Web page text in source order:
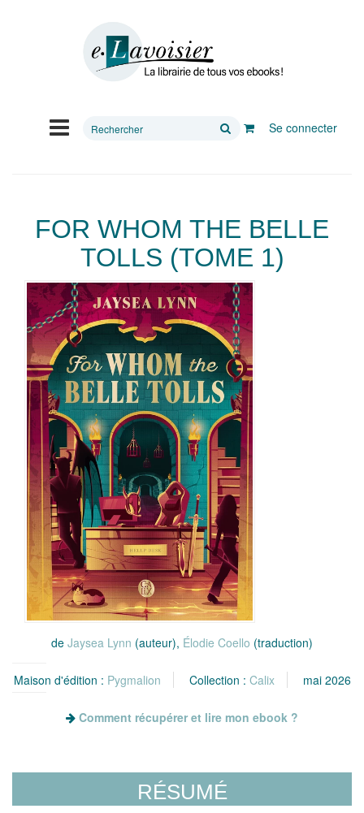
Rechercher
Se connecter
FOR WHOM THE BELLE
TOLLS (TOME 1)
de Jaysea Lynn (auteur), Élodie Coello (traduction)
Maison d'édition : Pygmalion Collection : Calix mai 2026
Comment récupérer et lire mon ebook ?
RÉSUMÉ